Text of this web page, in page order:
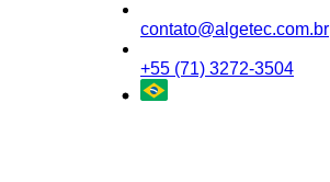
contato@algetec.com.br
+55 (71) 3272-3504